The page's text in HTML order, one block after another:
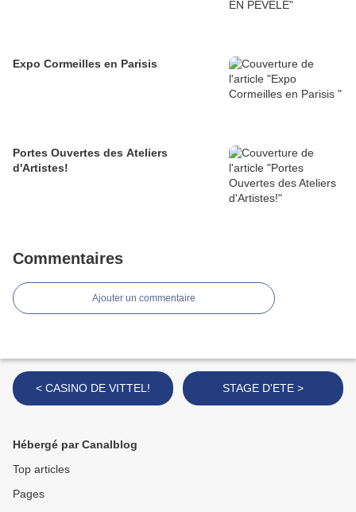
Expo Cormeilles en Parisis
Portes Ouvertes des Ateliers
d'Artistes!
Commentaires
Ajouter un commentaire
< CASINO DE VITTEL! STAGE D'ETE >
Hébergé par Canalblog
Top articles
Pages